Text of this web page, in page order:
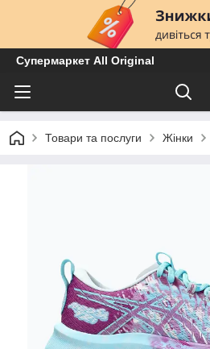
Супермаркет All Original
Товари та послуги Жінки